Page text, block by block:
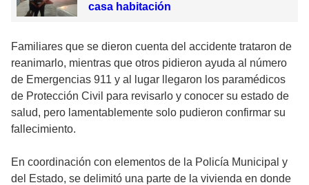
casa habitación
Familiares que se dieron cuenta del accidente trataron de
reanimarlo, mientras que otros pidieron ayuda al número
de Emergencias 911 y al lugar llegaron los paramédicos
de Protección Civil para revisarlo y conocer su estado de
salud, pero lamentablemente solo pudieron confirmar su
fallecimiento.
En coordinación con elementos de la Policía Municipal y
del Estado, se delimitó una parte de la vivienda en donde